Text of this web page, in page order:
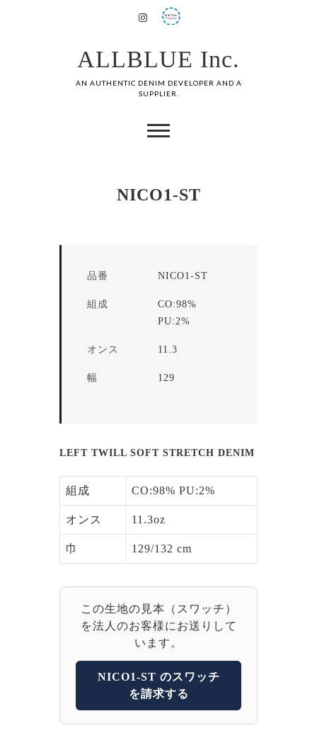
ALLBLUE Inc.
AN AUTHENTIC DENIM DEVELOPER AND A
SUPPLIER.
NICO1-ST
品番 NICO1-ST
組成
CO:98%
PU:2%
オンス 11.3
幅 129
LEFT TWILL SOFT STRETCH DENIM
組成 CO:98% PU:2%
オンス 11.3oz
巾 129/132 cm
この生地の見本（スワッチ）
を法人のお客様にお送りして
います。
NICO1-ST のスワッチ
を請求する